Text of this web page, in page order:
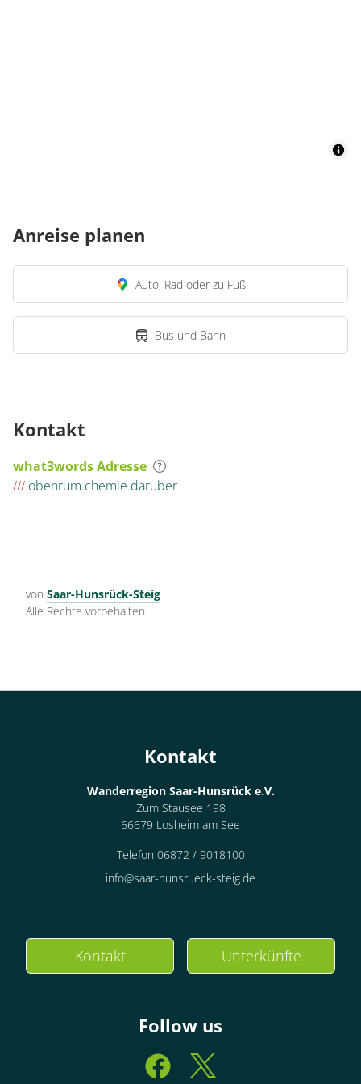
Anreise planen
Auto, Rad oder zu Fuß
Bus und Bahn
Kontakt
what3words Adresse
/// obenrum.chemie.darüber
von Saar-Hunsrück-Steig
Alle Rechte vorbehalten
Kontakt
Wanderregion Saar-Hunsrück e.V.
Zum Stausee 198
66679 Losheim am See
Telefon 06872 / 9018100
info@saar-hunsrueck-steig.de
Kontakt Unterkünfte
Follow us